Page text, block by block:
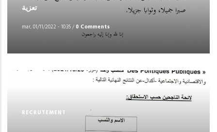
تعزية
mar, 01/11/2022 - 10:35/0 Comments
RECRUTEMENT